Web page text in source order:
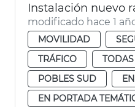
modificado hace 1
MOVILIDAD
TRÁFICO
POBLES SUD
EN PORTADA